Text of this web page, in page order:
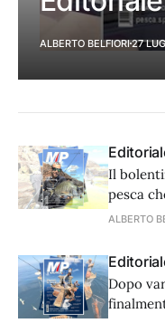
ALBERTO BELFIORI27
Il
pesca
canina e
che
ALBERTO
Dopo